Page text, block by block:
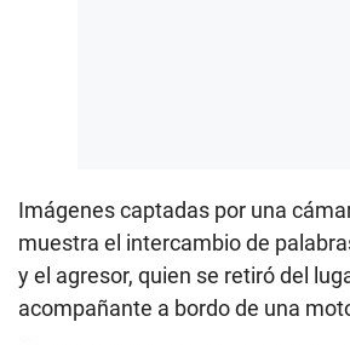
Imágenes captadas por una
muestra el intercambio de
y el agresor, quien se retiró del
acompañante a bordo de una